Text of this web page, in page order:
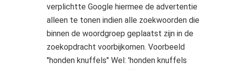
verplichtte Google hiermee de advertentie
alleen te tonen indien alle zoekwoorden die
binnen de woordgroep geplaatst zijn in de
zoekopdracht voorbijkomen. Voorbeeld
"honden knuffels" Wel: 'honden knuffels